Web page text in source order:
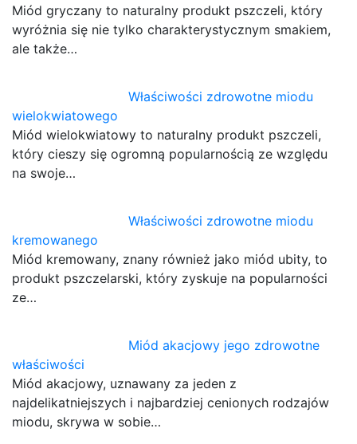
Miód gryczany to naturalny produkt pszczeli, który
wyróżnia się nie tylko charakterystycznym smakiem,
ale także…
Właściwości zdrowotne miodu
wielokwiatowego
Miód wielokwiatowy to naturalny produkt pszczeli,
który cieszy się ogromną popularnością ze względu
na swoje…
Właściwości zdrowotne miodu
kremowanego
Miód kremowany, znany również jako miód ubity, to
produkt pszczelarski, który zyskuje na popularności
ze…
Miód akacjowy jego zdrowotne
właściwości
Miód akacjowy, uznawany za jeden z
najdelikatniejszych i najbardziej cenionych rodzajów
miodu, skrywa w sobie…